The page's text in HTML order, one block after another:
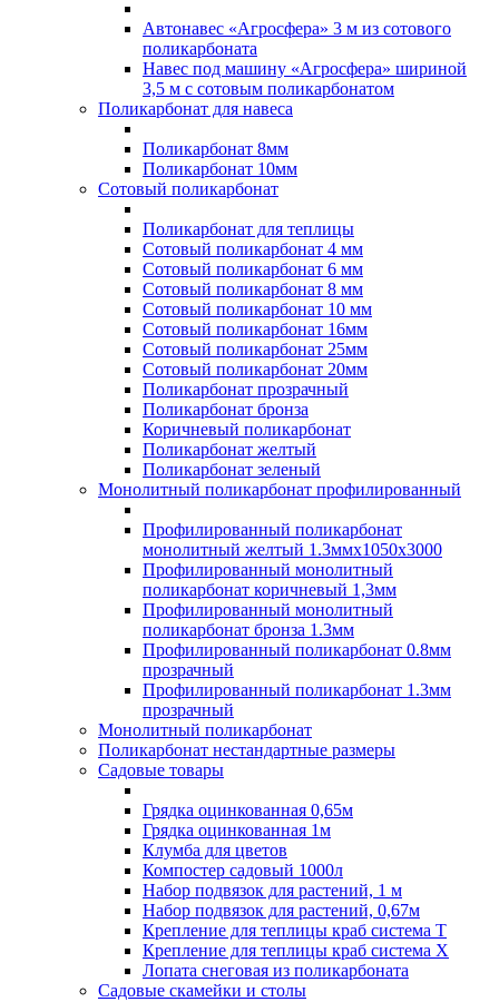
Автонавес «Агросфера» 3 м из сотового
поликарбоната
Навес под машину «Агросфера» шириной
3,5 м с сотовым поликарбонатом
Поликарбонат для навеса
Поликарбонат 8мм
Поликарбонат 10мм
Сотовый поликарбонат
Поликарбонат для теплицы
Сотовый поликарбонат 4 мм
Сотовый поликарбонат 6 мм
Сотовый поликарбонат 8 мм
Сотовый поликарбонат 10 мм
Сотовый поликарбонат 16мм
Сотовый поликарбонат 25мм
Сотовый поликарбонат 20мм
Поликарбонат прозрачный
Поликарбонат бронза
Коричневый поликарбонат
Поликарбонат желтый
Поликарбонат зеленый
Монолитный поликарбонат профилированный
Профилированный поликарбонат
монолитный желтый 1.3ммх1050х3000
Профилированный монолитный
поликарбонат коричневый 1,3мм
Профилированный монолитный
поликарбонат бронза 1.3мм
Профилированный поликарбонат 0.8мм
прозрачный
Профилированный поликарбонат 1.3мм
прозрачный
Монолитный поликарбонат
Поликарбонат нестандартные размеры
Садовые товары
Грядка оцинкованная 0,65м
Грядка оцинкованная 1м
Клумба для цветов
Компостер садовый 1000л
Набор подвязок для растений, 1 м
Набор подвязок для растений, 0,67м
Крепление для теплицы краб система Т
Крепление для теплицы краб система Х
Лопата снеговая из поликарбоната
Садовые скамейки и столы